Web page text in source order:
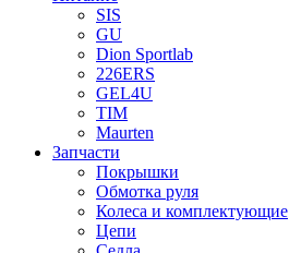
SIS
GU
Dion Sportlab
226ERS
GEL4U
TIM
Maurten
Запчасти
Покрышки
Обмотка руля
Колеса и комплектующие
Цепи